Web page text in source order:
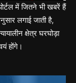
में जितने भी खबरें हैं
लगाई जाती है,
क्षेत्र घरघोड़ा
होंगे।